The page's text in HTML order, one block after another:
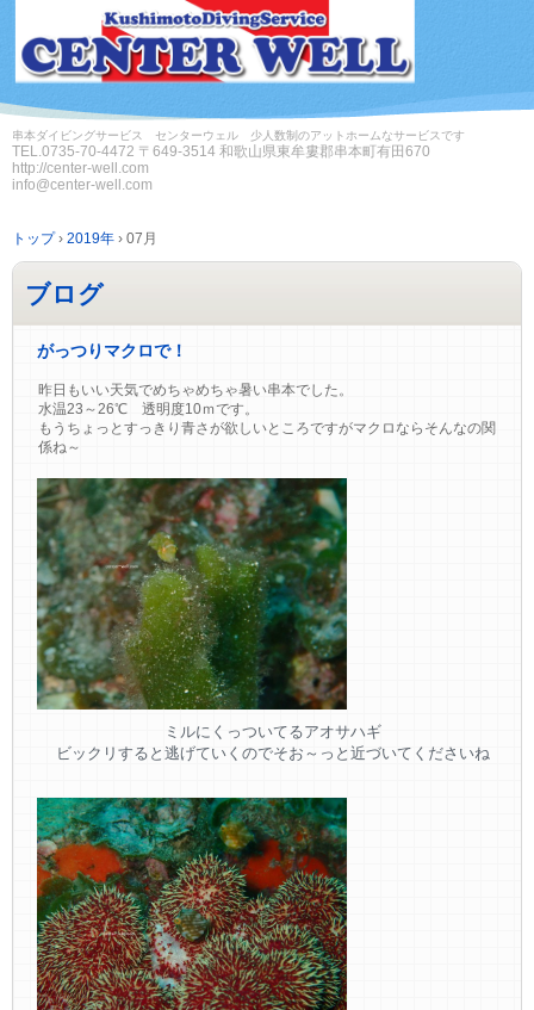
串本ダイビングサービス センターウェル 少人数制のアットホームなサービスです
TEL.0735-70-4472 〒649-3514 和歌山県東牟婁郡串本町有田670
http://center-well.com
info@center-well.com
トップ› 2019年 › 07月
ブログ
がっつりマクロで！
昨日もいい天気でめちゃめちゃ暑い串本でした。
水温23～26℃ 透明度10ｍです。
もうちょっとすっきり青さが欲しいところですがマクロならそんなの関
係ね～
ミルにくっついてるアオサハギ
ビックリすると逃げていくのでそお～っと近づいてくださいね